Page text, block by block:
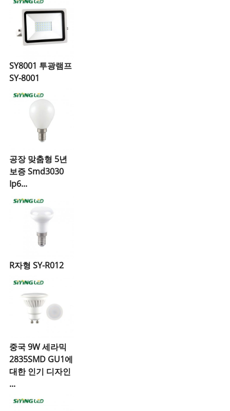
SY8001 투광램프
SY-8001
공장 맞춤형 5년
보증 Smd3030
Ip6...
R자형 SY-R012
중국 9W 세라믹
2835SMD GU1에
대한 인기 디자인
...